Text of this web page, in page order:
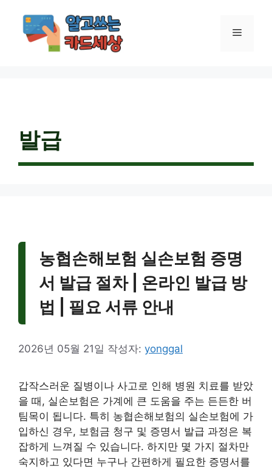
메
발급
농협손해보험 실손보험 증명
서 발급 절차 | 온라인 발급 방
법 | 필요 서류 안내
2026년 05월 21일 작성자: yonggal
갑작스러운 질병이나 사고로 인해 병원 치료를 받았
을 때, 실손보험은 가계에 큰 도움을 주는 든든한 버
팀목이 됩니다. 특히 농협손해보험의 실손보험에 가
입하신 경우, 보험금 청구 및 증명서 발급 과정은 복
잡하게 느껴질 수 있습니다. 하지만 몇 가지 절차만
숙지하고 있다면 누구나 간편하게 필요한 증명서를